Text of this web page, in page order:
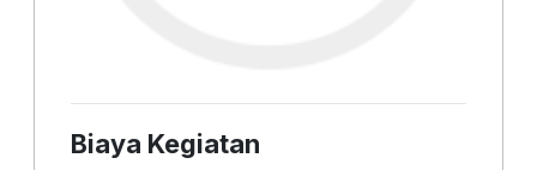
Biaya Kegiatan